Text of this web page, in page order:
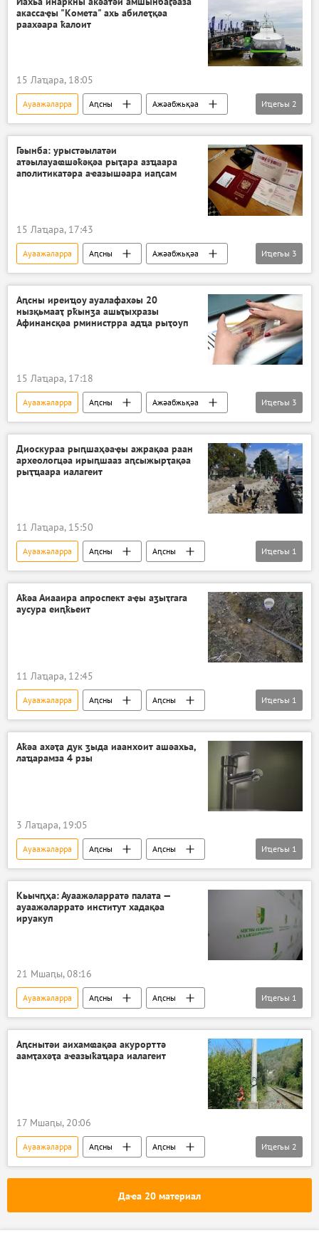
акассаҿы "Комета" ахь абилеҭқәа
раахәара ҟалоит
15 Лаҵара, 18:05
Ауаажәларра Аԥсны
Ажәабжьқәа
Аԥсны
Аԥсшьара
Иҵегьы 2
Гәынба: урыстәылатәи
атәылауаҩшәҟәқәа рыҭара азҵаара
аполитикатәра аҽазышәара иаԥсам
15 Лаҵара, 17:43
Ауаажәларра Аԥсны
Ажәабжьқәа
Аԥсны
Бадра Гәынба Аполитика
Иҵегьы 3
Аԥсны иреиҵоу ауалафахәы 20
нызқьмааҭ рҟынӡа ашьҭыхразы
Афинансқәа рминистрра адҵа рыҭоуп
15 Лаҵара, 17:18
Ауаажәларра Аԥсны
Ажәабжьқәа
Аԥсны
Бадра Гәынба Аекономика
Иҵегьы 3
Диоскураа рыԥшаҳәаҿы ажрақәа раан
археологцәа ирыԥшааз аԥсыжырҭақәа
рыҭҵаара иалагеит
11 Лаҵара, 15:50
Ауаажәларра Аԥсны
Аԥсны
Ажәабжьқәа
Иҵегьы 1
Аҟәа Аиааира апроспект аҿы аӡыҭгага
аусура еиԥҟьеит
11 Лаҵара, 12:45
Ауаажәларра Аԥсны
Аԥсны
Ажәабжьқәа
Иҵегьы 1
Аҟәа ахәҭа дук ӡыда иаанхоит ашәахьа,
лаҵарамза 4 рзы
3 Лаҵара, 19:05
Ауаажәларра Аԥсны
Аԥсны
Ажәабжьқәа
Иҵегьы 1
Кьычԥҳа: Ауаажәларратә палата —
ауаажәларратә институт хадақәа
ируакуп
21 Мшаԥы, 08:16
Ауаажәларра Аԥсны
Аԥсны
Ажәабжьқәа
Иҵегьы 1
Аԥснытәи аихамҩақәа акурорттә
аамҭахәҭа аҽазыҟаҵара иалагеит
17 Мшаԥы, 20:06
Ауаажәларра Аԥсны
Аԥсны
Ажәабжьқәа
Аԥсшьара
Иҵегьы 2
Даҽа 20 материал